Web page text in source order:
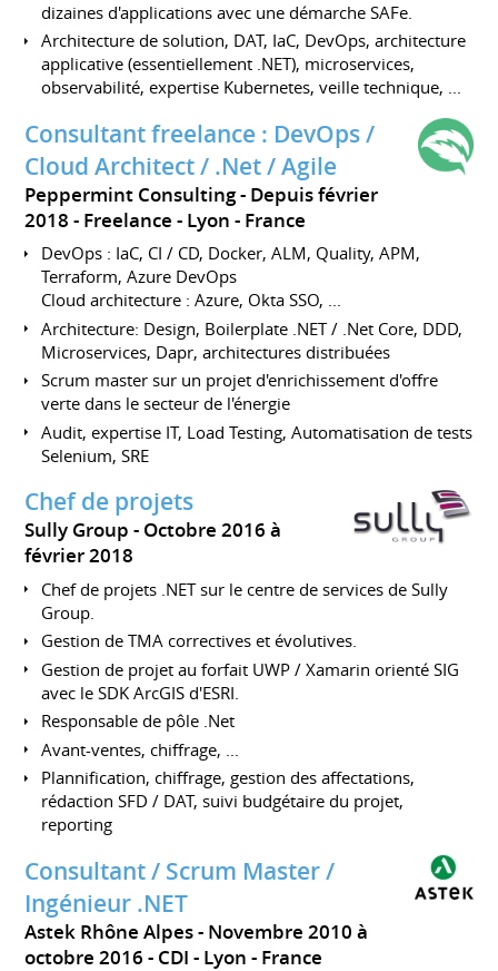
dizaines d'applications avec une démarche SAFe.
Architecture de solution, DAT, IaC, DevOps, architecture
applicative (essentiellement .NET), microservices,
observabilité, expertise Kubernetes, veille technique, ...
Consultant freelance : DevOps /
Cloud Architect / .Net / Agile
Peppermint Consulting
Depuis février
2018 Freelance Lyon France
DevOps : IaC, CI / CD, Docker, ALM, Quality, APM,
Terraform, Azure DevOps
Cloud architecture : Azure, Okta SSO, ...
Architecture: Design, Boilerplate .NET / .Net Core, DDD,
Microservices, Dapr, architectures distribuées
Scrum master sur un projet d'enrichissement d'offre
verte dans le secteur de l'énergie
Audit, expertise IT, Load Testing, Automatisation de tests
Selenium, SRE
Chef de projets
Sully Group
Octobre 2016 à
février 2018
Chef de projets .NET sur le centre de services de Sully
Group.
Gestion de TMA correctives et évolutives.
Gestion de projet au forfait UWP / Xamarin orienté SIG
avec le SDK ArcGIS d'ESRI.
Responsable de pôle .Net
Avant-ventes, chiffrage, ...
Plannification, chiffrage, gestion des affectations,
rédaction SFD / DAT, suivi budgétaire du projet,
reporting
Consultant / Scrum Master /
Ingénieur .NET
Astek Rhône Alpes
Novembre 2010 à
octobre 2016 CDI Lyon France